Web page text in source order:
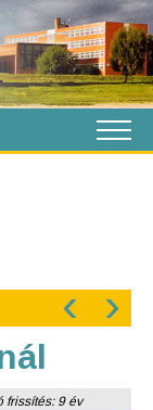
‹ ›
frissítés: 9 év